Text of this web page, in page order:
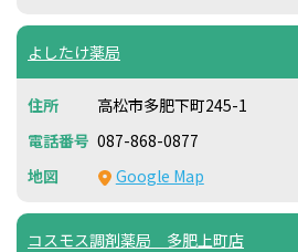
よしたけ薬局
高松市多肥下町245-1
087-868-0877
Google Map
コスモス調剤薬局 多肥上町店